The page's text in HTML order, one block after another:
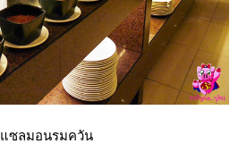
ซลมอนรมควัน